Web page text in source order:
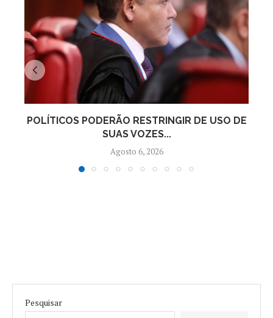
POLÍTICOS PODERÃO RESTRINGIR DE USO DE
SUAS VOZES...
Agosto 6, 2026
Pesquisar